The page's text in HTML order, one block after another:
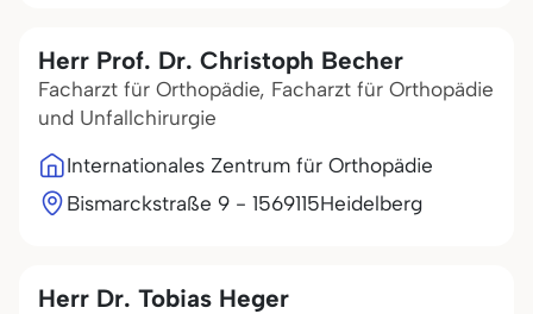
Herr Prof. Dr. Christoph Becher
Facharzt für Orthopädie, Facharzt für Orthopädie
und Unfallchirurgie
Internationales Zentrum für Orthopädie
Bismarckstraße 9 - 1569115Heidelberg
Herr Dr. Tobias Heger